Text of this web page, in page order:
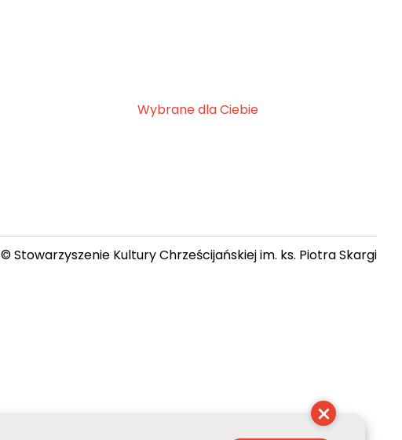
Wybrane dla Ciebie
© Stowarzyszenie Kultury Chrześcijańskiej im. ks. Piotra Skargi
×